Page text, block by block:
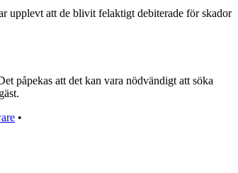
upplevt att de blivit felaktigt debiterade för skador
påpekas att det kan vara nödvändigt att söka
•